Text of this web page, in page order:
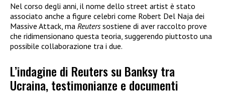
Nel corso degli anni, il nome dello street artist è stato
associato anche a figure celebri come Robert Del Naja dei
Massive Attack, ma Reuterssostiene di aver raccolto prove
che ridimensionano questa teoria, suggerendo piuttosto una
possibile collaborazione tra i due.
L’indagine di Reuters su Banksy tra
Ucraina, testimonianze e documenti